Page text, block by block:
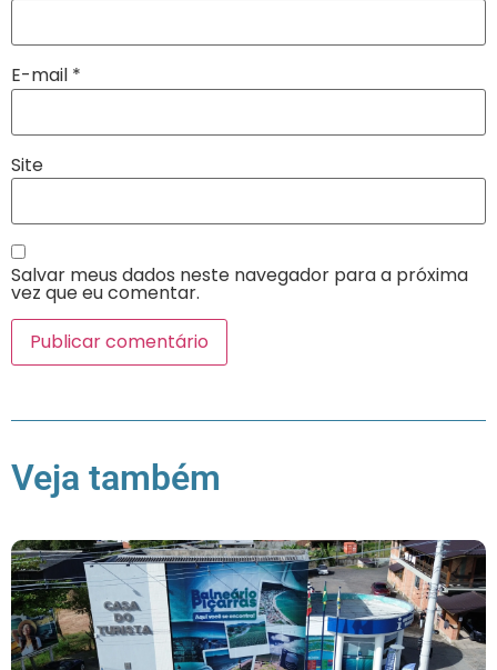
E-mail *
Site
Salvar meus dados neste navegador para a próxima
vez que eu comentar.
Veja também